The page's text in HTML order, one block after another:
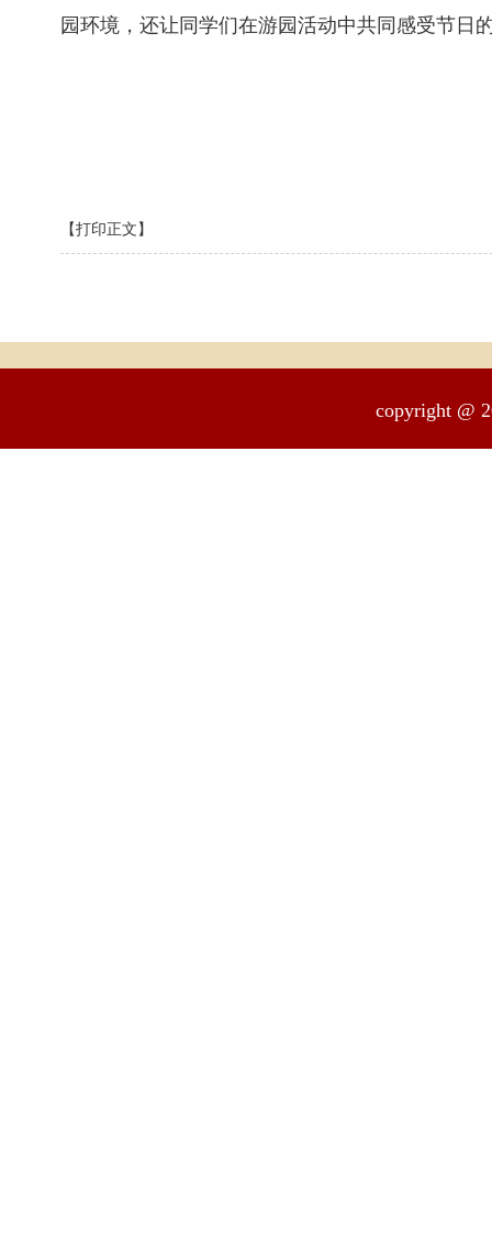
园环境，还让同学们在游园活动中共同感受节日
【打印正文】
copyright @